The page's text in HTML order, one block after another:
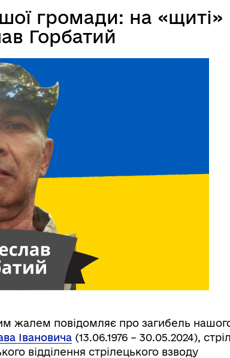
Рада безбар’єрності
Гендерна рівність
Інформаційна безпека та
технічний захист інформації
Учасникам
Україну
ветеранам та
громади: на «щиті»
Горбатий
жалем повідомляє про загибель
Івановича (13.06.1976 – 30.05.2024),
відділення стрілецького взводу